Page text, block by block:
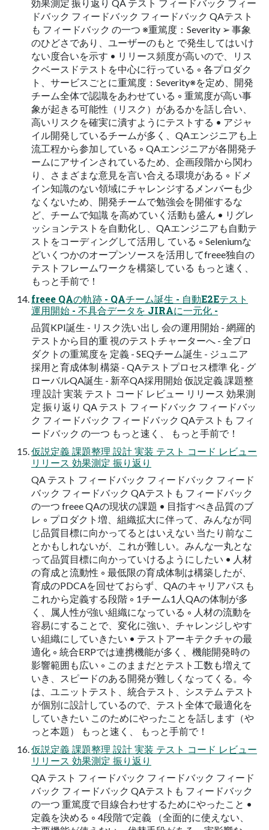
効果測定 振り返り QA テスト フィードバック フィー
ドバック フィードバック フィードバック QAテスト
も フィードバック の⼀つ ※重篤度：Severity ➢ 事象
のひどさであり、ユーザーのもと で発⽣してはいけ
ない度合いを⽰す • リリース頻度が⾼いので、リス
クベースドテストを中⼼に⾏っている ◦ 各プロダク
ト、サービスごとに重篤度：Severity※を定め、開発
チーム全体で認識をあわせている ◦ 重篤度が高い事
象が起きる可能性（リスク）があるかを話し合い、
高いリスクを確実に潰すようにテストする • アジャ
イル開発しているチームが多く、QAエンジニアも上
流⼯程から参加している ◦ QAエンジニアが各開発チ
ームにアサインされているため、企画段階から関わ
り、さまざまな意見を言い合える環境がある ◦ ドメ
イン知識のない領域にチャレンジするメンバーも少
なくないため、開発チームで勉強会を開催するな
ど、チームで知識 を高めていく活動も盛ん • リグレ
ッションテストを⾃動化し、QAエンジニアも⾃動テ
ストをコーディングして活⽤し ている ◦ Seleniumな
どいくつかのオープンソースを活用してfreee独自の
テストフレームワークを構築している もっと速く、
もっと⼿前で！
freee QAの軌跡 - QAチーム誕⽣ - ⾃動E2Eテスト
運⽤開始 - 不具合データを JIRAに⼀元化 -
品質KPI誕⽣ - リスク洗い出し 会の運⽤開始 - 網羅的
テストから⽬的重 視のテストチャーターへ - 全プロ
ダクトの重篤度を 定義 - SEQチーム誕⽣ - ジュニア
採⽤と育成体制 構築 - QAテストプロセス標準 化 - グ
ローバルQA誕⽣ - 新卒QA採⽤開始 仮説定義 課題整
理 設計 実装 テスト コード レビュー リリース 効果測
定 振り返り QA テスト フィードバック フィードバッ
ク フィードバック フィードバック QAテストも フィ
ードバック の⼀つ もっと速く、 もっと⼿前で！
仮説定義 課題整理 設計 実装 テスト コード レビュー
リリース 効果測定 振り返り
QA テスト フィードバック フィードバック フィード
バック フィードバック QAテストも フィードバック
の⼀つ freee QAの現状の課題 • ⽬指すべき品質のブ
レ ◦ プロダクト増、組織拡大に伴って、みんなが同
じ品質目標に向かってるとはいえない 当たり前なこ
とかもしれないが、これが難しい。みんな一丸とな
って品質目標に向かっていけるようにしたい • ⼈材
の育成と流動性 ◦ 最低限の育成体制は構築したが、
育成のPDCAを回せておらず、QAのキャリアパスも
これから定義する段階 ◦ 1チーム1人QAの体制が多
く、属人性が強い組織になっている ◦ 人材の流動を
容易にすることで、変化に強い、チャレンジしやす
い組織にしていきたい • テストアーキテクチャの最
適化 ◦ 統合ERPでは連携機能が多く、機能開発時の
影響範囲も広い ◦ このままだとテスト工数も増えて
いき、スピードのある開発が難しくなってくる。今
は、ユニットテスト、統合テスト、システム テスト
が個別に設計しているので、テスト全体で最適化を
していきたい このためにやったことを話します（や
っと本題） もっと速く、 もっと⼿前で！
仮説定義 課題整理 設計 実装 テスト コード レビュー
リリース 効果測定 振り返り
QA テスト フィードバック フィードバック フィード
バック フィードバック QAテストも フィードバック
の⼀つ 重篤度で⽬線合わせするためにやったこと •
定義を決める ◦ 4段階で定義 （全面的に使えない、